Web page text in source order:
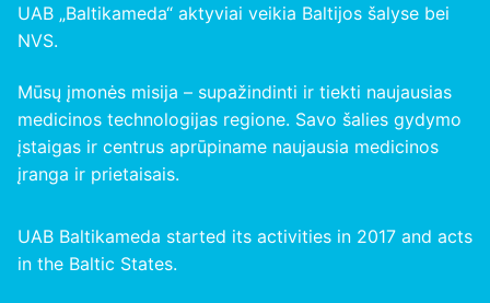
UAB „Baltikameda“ aktyviai veikia Baltijos šalyse bei
NVS.
Mūsų įmonės misija – supažindinti ir tiekti naujausias
medicinos technologijas regione. Savo šalies gydymo
įstaigas ir centrus aprūpiname naujausia medicinos
įranga ir prietaisais.
UAB Baltikameda started its activities in 2017 and acts
in the Baltic States.